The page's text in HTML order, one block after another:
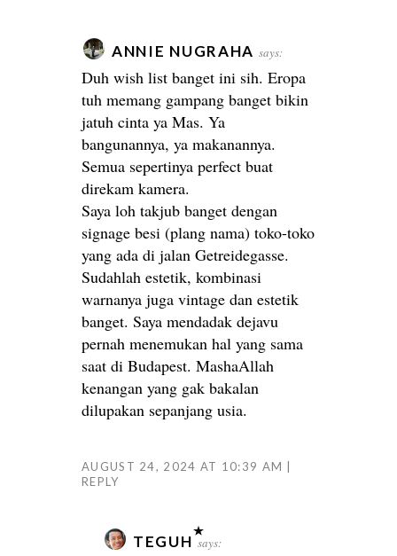
ANNIE NUGRAHA says:
Duh wish list banget ini sih. Eropa
tuh memang gampang banget bikin
jatuh cinta ya Mas. Ya
bangunannya, ya makanannya.
Semua sepertinya perfect buat
direkam kamera.
Saya loh takjub banget dengan
signage besi (plang nama) toko-toko
yang ada di jalan Getreidegasse.
Sudahlah estetik, kombinasi
warnanya juga vintage dan estetik
banget. Saya mendadak dejavu
pernah menemukan hal yang sama
saat di Budapest. MashaAllah
kenangan yang gak bakalan
dilupakan sepanjang usia.
AUGUST 24, 2024 AT 10:39 AM
REPLY
TEGUH says: